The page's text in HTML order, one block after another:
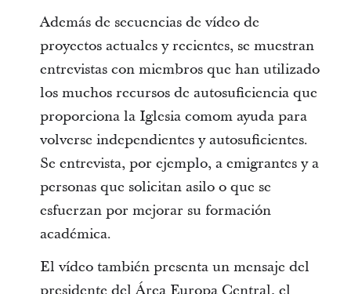
Además de secuencias de vídeo de
proyectos actuales y recientes, se muestran
entrevistas con miembros que han utilizado
los muchos recursos de autosuficiencia que
proporciona la Iglesia comom ayuda para
volverse independientes y autosuficientes.
Se entrevista, por ejemplo, a emigrantes y a
personas que solicitan asilo o que se
esfuerzan por mejorar su formación
académica.
El vídeo también presenta un mensaje del